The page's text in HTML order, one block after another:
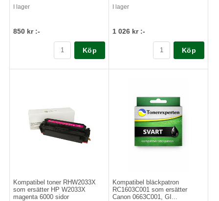
I lager
850 kr :-
Köp
I lager
1 026 kr :-
Köp
Kompatibel toner RHW2033X
som ersätter HP W2033X
magenta 6000 sidor
Kompatibel bläckpatron
RC1603C001 som ersätter
Canon 0663C001, GI...